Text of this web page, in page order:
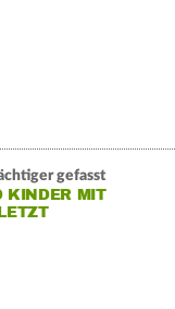
gefasst
KINDER MIT